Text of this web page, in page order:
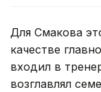
Для Смакова
качестве
входил в
возглавлял